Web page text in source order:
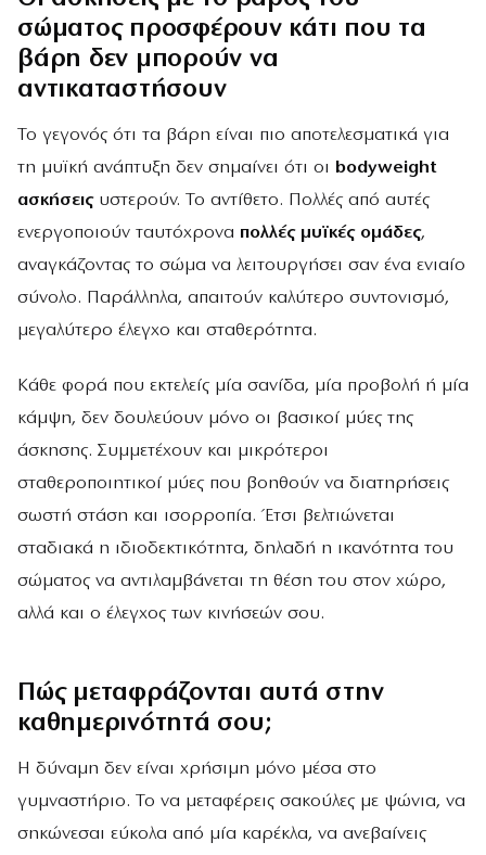
σώματος προσφέρουν κάτι που τα
βάρη δεν μπορούν να
αντικαταστήσουν
Το γεγονός ότι τα βάρη είναι πιο αποτελεσματικά για
τη μυϊκή ανάπτυξη δεν σημαίνει ότι οι bodyweight
ασκήσειςυστερούν. Το αντίθετο. Πολλές από αυτές
ενεργοποιούν ταυτόχρονα πολλές μυϊκές ομάδες,
αναγκάζοντας το σώμα να λειτουργήσει σαν ένα ενιαίο
σύνολο. Παράλληλα, απαιτούν καλύτερο συντονισμό,
μεγαλύτερο έλεγχο και σταθερότητα.
Κάθε φορά που εκτελείς μία σανίδα, μία προβολή ή μία
κάμψη, δεν δουλεύουν μόνο οι βασικοί μύες της
άσκησης. Συμμετέχουν και μικρότεροι
σταθεροποιητικοί μύες που βοηθούν να διατηρήσεις
σωστή στάση και ισορροπία. Έτσι βελτιώνεται
σταδιακά η ιδιοδεκτικότητα, δηλαδή η ικανότητα του
σώματος να αντιλαμβάνεται τη θέση του στον χώρο,
αλλά και ο έλεγχος των κινήσεών σου.
Πώς μεταφράζονται αυτά στην
καθημερινότητά σου;
Η δύναμη δεν είναι χρήσιμη μόνο μέσα στο
γυμναστήριο. Το να μεταφέρεις σακούλες με ψώνια, να
σηκώνεσαι εύκολα από μία καρέκλα, να ανεβαίνεις